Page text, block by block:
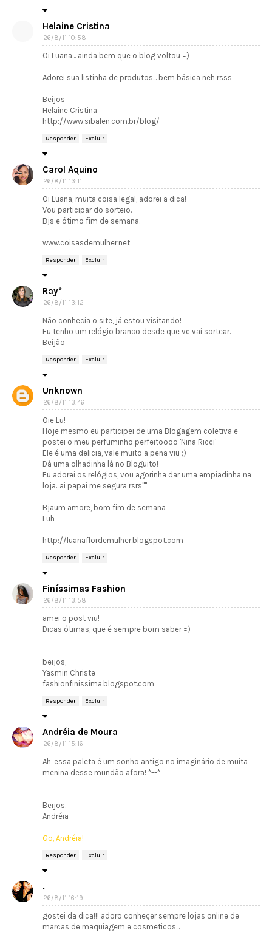
Helaine Cristina
26/8/11 10:58
Oi Luana... ainda bem que o blog voltou =)
Adorei sua listinha de produtos... bem básica neh rsss
Beijos
Helaine Cristina
http://www.sibalen.com.br/blog/
Responder Excluir
Carol Aquino
26/8/11 13:11
Oi Luana, muita coisa legal, adorei a dica!
Vou participar do sorteio.
Bjs e ótimo fim de semana.
www.coisasdemulher.net
Responder Excluir
Ray*
26/8/11 13:12
Não conhecia o site, já estou visitando!
Eu tenho um relógio branco desde que vc vai sortear.
Beijão
Responder Excluir
Unknown
26/8/11 13:46
Oie Lu!
Hoje mesmo eu participei de uma Blogagem coletiva e
postei o meu perfuminho perfeitoooo 'Nina Ricci'
Ele é uma delicia, vale muito a pena viu ;)
Dá uma olhadinha lá no Bloguito!
Eu adorei os relógios, vou agorinha dar uma empiadinha na
loja...ai papai me segura rsrs''''
Bjaum amore, bom fim de semana
Luh
http://luanaflordemulher.blogspot.com
Responder Excluir
Finíssimas Fashion
26/8/11 13:58
amei o post viu!
Dicas ótimas, que é sempre bom saber =)
beijos,
Yasmin Christe
fashionfinissima.blogspot.com
Responder Excluir
Andréia de Moura
26/8/11 15:16
Ah, essa paleta é um sonho antigo no imaginário de muita
menina desse mundão afora! *--*
Beijos,
Andréia
Go, Andréia!
Responder Excluir
.
26/8/11 16:19
gostei da dica!!! adoro conheçer sempre lojas online de
marcas de maquiagem e cosmeticos...